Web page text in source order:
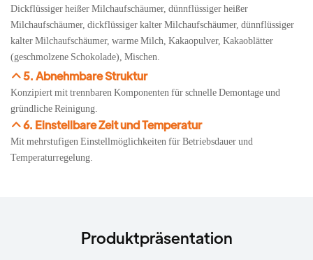
Dickflüssiger heißer Milchaufschäumer, dünnflüssiger heißer
Milchaufschäumer, dickflüssiger kalter Milchaufschäumer, dünnflüssiger
kalter Milchaufschäumer, warme Milch, Kakaopulver, Kakaoblätter
(geschmolzene Schokolade), Mischen.
5. Abnehmbare Struktur
Konzipiert mit trennbaren Komponenten für schnelle Demontage und
gründliche Reinigung.
6. Einstellbare Zeit und Temperatur
Mit mehrstufigen Einstellmöglichkeiten für Betriebsdauer und
Temperaturregelung.
Produktpräsentation